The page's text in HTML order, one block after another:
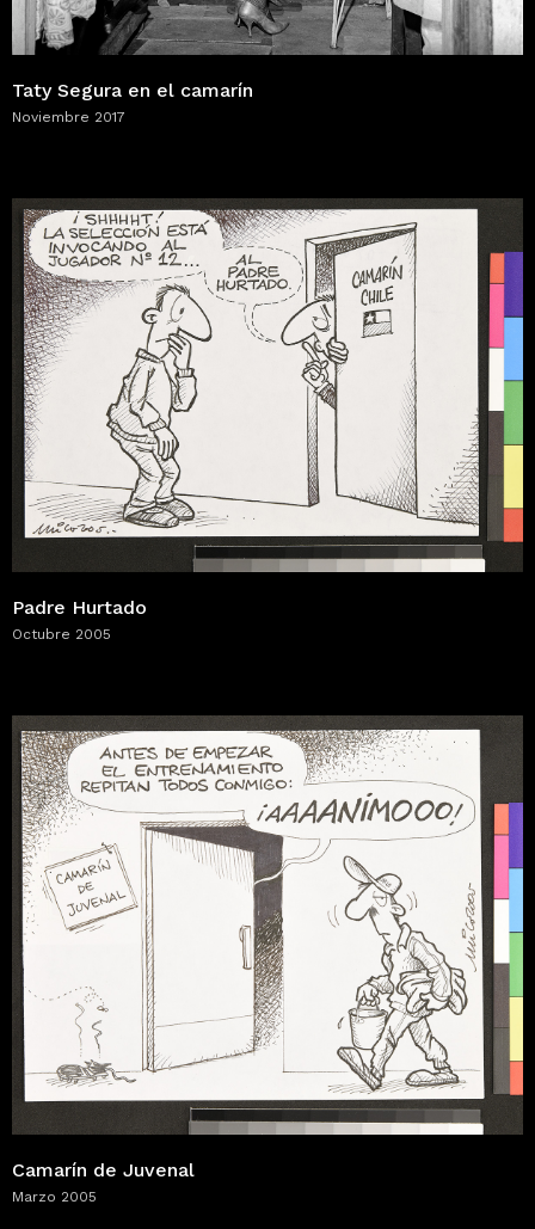
Taty Segura en el camarín
Noviembre 2017
Padre Hurtado
Octubre 2005
Camarín de Juvenal
Marzo 2005